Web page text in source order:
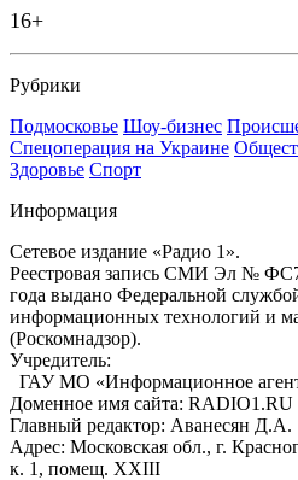
16+
Рубрики
Подмосковье Шоу-бизнес
Спецоперация на Украине
Здоровье Спорт
Информация
Сетевое издание «Радио 1».
Реестровая запись СМИ Эл №
года выдано Федеральной
информационных технологий и
(Роскомнадзор).
Учредитель:
ГАУ МО «Информационное
Доменное имя сайта: RADIO1.RU
Главный редактор: Аванесян Д.А.
Адрес: Московская обл., г.
к. 1, помещ. XXIII